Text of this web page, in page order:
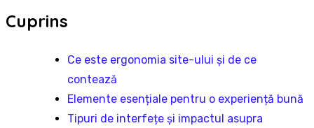
Cuprins
Ce este ergonomia site-ului și de ce
contează
Elemente esențiale pentru o experiență bună
Tipuri de interfețe și impactul asupra